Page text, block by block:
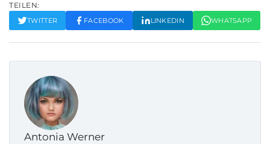
TEILEN:
TWITTER FACEBOOK LINKEDIN WHATSAPP
Antonia Werner